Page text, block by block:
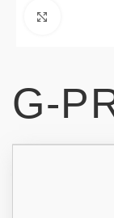
G-